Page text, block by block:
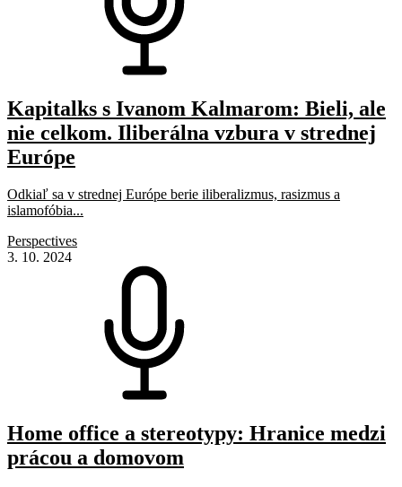
Kapitalks s Ivanom Kalmarom: Bieli, ale
nie celkom. Iliberálna vzbura v strednej
Európe
Odkiaľ sa v strednej Európe berie iliberalizmus, rasizmus a
islamofóbia...
Perspectives
3. 10. 2024
Home office a stereotypy: Hranice medzi
prácou a domovom